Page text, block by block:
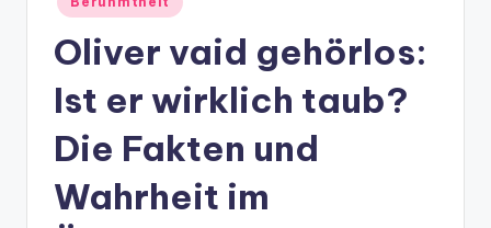
in
Oliver vaid gehörlos:
Ist er wirklich taub?
Die Fakten und
Wahrheit im